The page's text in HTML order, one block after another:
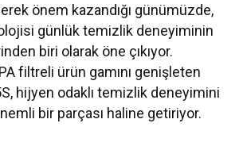
önem kazandığı günümüzde,
günlük temizlik deneyiminin
biri olarak öne çıkıyor.
filtreli ürün gamını genişleten
hijyen odaklı temizlik deneyimini
bir parçası haline getiriyor.